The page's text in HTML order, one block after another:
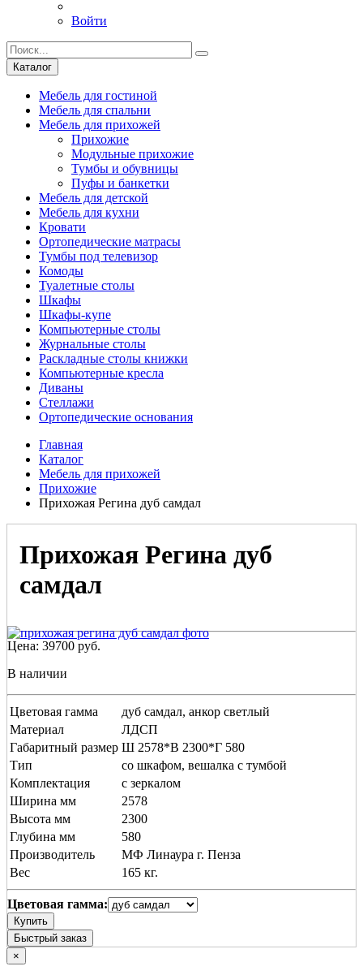
Войти
Каталог
Мебель для гостиной
Мебель для спальни
Мебель для прихожей
Прихожие
Модульные прихожие
Тумбы и обувницы
Пуфы и банкетки
Мебель для детской
Мебель для кухни
Кровати
Ортопедические матрасы
Тумбы под телевизор
Комоды
Туалетные столы
Шкафы
Шкафы-купе
Компьютерные столы
Журнальные столы
Раскладные столы книжки
Компьютерные кресла
Диваны
Стеллажи
Ортопедические основания
Главная
Каталог
Мебель для прихожей
Прихожие
Прихожая Регина дуб самдал
Прихожая Регина дуб
самдал
Цена: 39700 руб.
В наличии
Цветовая гамма
дуб самдал, анкор светлый
Материал
ЛДСП
Габаритный размер Ш 2578*В 2300*Г 580
Тип
со шкафом, вешалка с тумбой
Комплектация
с зеркалом
Ширина мм
2578
Высота мм
2300
Глубина мм
580
Производитель
МФ Линаура г. Пенза
Вес
165 кг.
Цветовая гамма:
Купить
Быстрый заказ
×